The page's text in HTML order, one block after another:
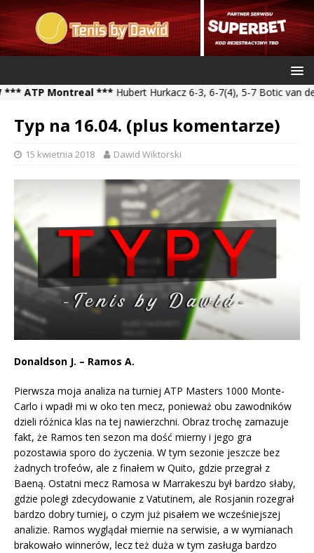
Montreal ***Hubert Hurkacz 6-3, 6-7(4), 5-7 Botic van de
Typ na 16.04. (plus komentarze)
15 kwietnia 2018 Dawid Wiktorski
Donaldson J. – Ramos A.
Pierwsza moja analiza na turniej ATP Masters 1000 Monte-
Carlo i wpadł mi w oko ten mecz, ponieważ obu zawodników
dzieli różnica klas na tej nawierzchni. Obraz trochę zamazuje
fakt, że Ramos ten sezon ma dość mierny i jego gra
pozostawia sporo do życzenia. W tym sezonie jeszcze bez
żadnych trofeów, ale z finałem w Quito, gdzie przegrał z
Baeną. Ostatni mecz Ramosa w Marrakeszu był bardzo słaby,
gdzie poległ zdecydowanie z Vatutinem, ale Rosjanin rozegrał
bardzo dobry turniej, o czym już pisałem we wcześniejszej
analizie. Ramos wyglądał miernie na serwisie, a w wymianach
brakowało winnerów, lecz też duża w tym zasługa bardzo